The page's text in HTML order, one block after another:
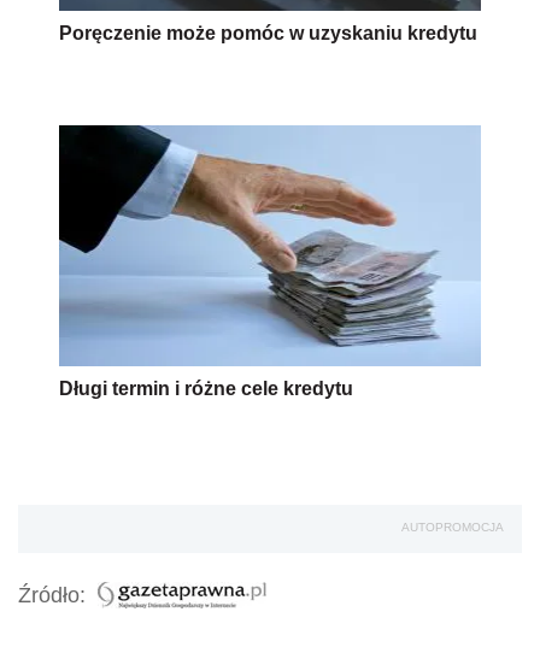
Poręczenie może pomóc w uzyskaniu kredytu
Długi termin i różne cele kredytu
AUTOPROMOCJA
Źródło: